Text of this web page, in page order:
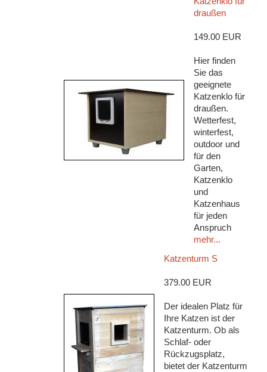
draußen
149.00 EUR
Hier finden
Sie das
geeignete
Katzenklo für
draußen.
Wetterfest,
winterfest,
outdoor und
für den
Garten,
Katzenklo
und
Katzenhaus
für jeden
Anspruch
mehr...
Katzenturm S
379.00 EUR
Der idealen Platz für
Ihre Katzen ist der
Katzenturm. Ob als
Schlaf- oder
Rückzugsplatz,
bietet der Katzenturm